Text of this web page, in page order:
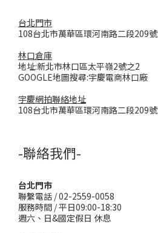
台北門市
108台北市萬華區環河南路二段209號
林口倉庫
地址:新北市林口區太平嶺2號之2
GOOGLE地圖搜尋:宇慶電商林口廠
宇慶網拍聯絡地址
108台北市萬華區環河南路二段209號
-聯絡我們-
台北門市
聯繫電話 / 02-2559-0058
服務時間 / 平日09:00-18:30
週六、日&國定假日 休息